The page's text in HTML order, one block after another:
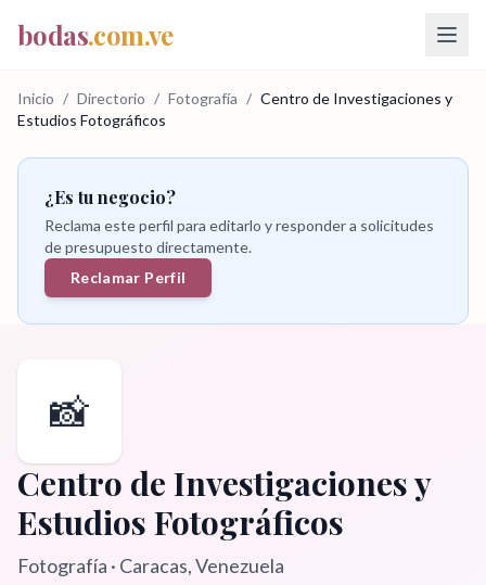
bodas.com.ve
Inicio / Directorio / Fotografía / Centro de Investigaciones y
Estudios Fotográficos
¿Es tu negocio?
Reclama este perfil para editarlo y responder a solicitudes
de presupuesto directamente.
Reclamar Perfil
📸
Centro de Investigaciones y
Estudios Fotográficos
Fotografía · Caracas, Venezuela